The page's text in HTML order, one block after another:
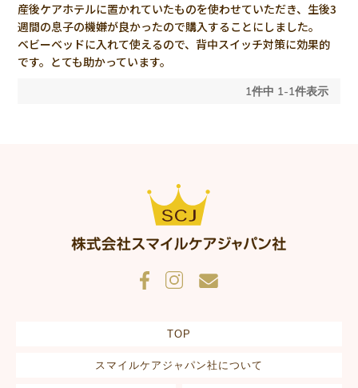
産後ケアホテルに置かれていたものを使わせていただき、生後3
週間の息子の機嫌が良かったので購入することにしました。
ベビーベッドに入れて使えるので、背中スイッチ対策に効果的
です。とても助かっています。
1件中 1-1件表示
TOP
スマイルケアジャパン社について